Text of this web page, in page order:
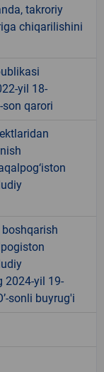
takroriy
chiqarilishini
yil 18-
son qarori
2024-yil 19-
sonli buyrug'i